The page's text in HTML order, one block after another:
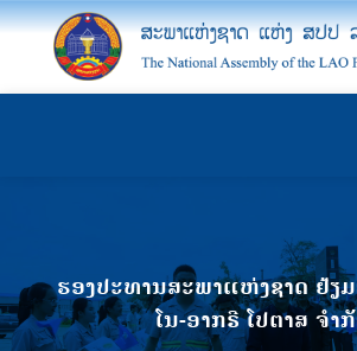
ຮອງປະທານສະພາແຫ່ງຊາດ ຢ້ຽ
ໂນ-ອາກຣີ ໂປຕາສ ຈໍາ